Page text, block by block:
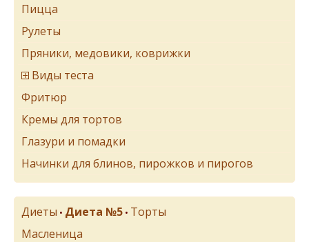
Пицца
Рулеты
Пряники, медовики, коврижки
Виды теста
Фритюр
Кремы для тортов
Глазури и помадки
Начинки для блинов, пирожков и пирогов
Диеты • Диета №5 • Торты
Масленица